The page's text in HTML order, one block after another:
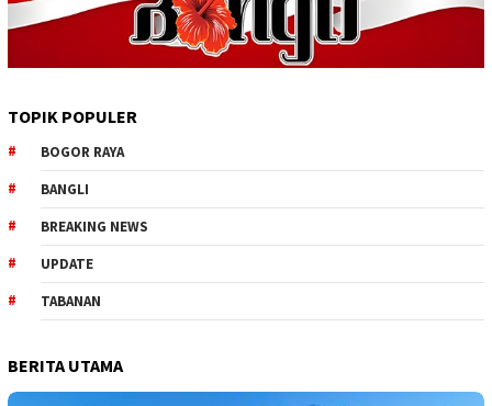
TOPIK POPULER
BOGOR RAYA
BANGLI
BREAKING NEWS
UPDATE
TABANAN
BERITA UTAMA